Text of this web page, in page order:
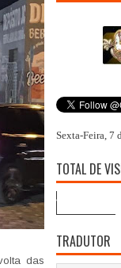
das
Sexta-Feira, 7
TOTAL DE
TRADUTOR